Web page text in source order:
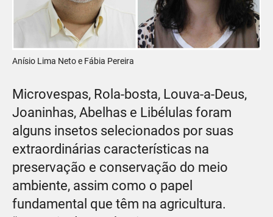
Anísio Lima Neto e Fábia Pereira
Microvespas, Rola-bosta, Louva-a-Deus,
Joaninhas, Abelhas e Libélulas foram
alguns insetos selecionados por suas
extraordinárias características na
preservação e conservação do meio
ambiente, assim como o papel
fundamental que têm na agricultura.